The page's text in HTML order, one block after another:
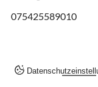
075425589010